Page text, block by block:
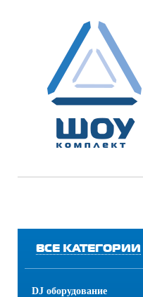
ВСЕ КАТЕГОРИИ
DJ оборудование